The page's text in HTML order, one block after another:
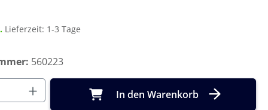
Lieferzeit: 1-3 Tage
560223
Anzahl: Gib den gewünschten Wert
In den Warenkorb